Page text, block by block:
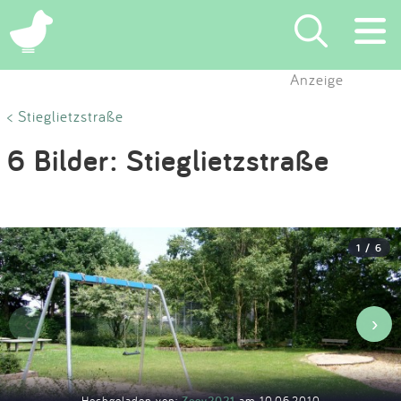
×
Eintragen
Blog
Partner
Kontakt
Anzeige
< Stieglietzstraße
6 Bilder: Stieglietzstraße
1 / 6
‹ ›